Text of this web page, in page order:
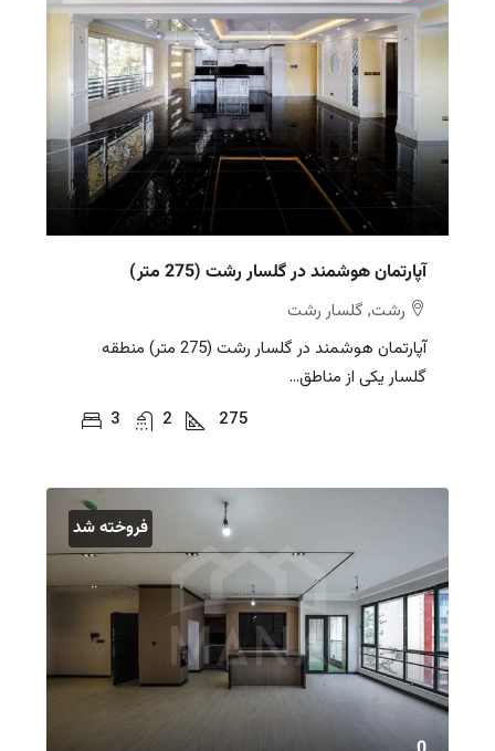
آپارتمان هوشمند در گلسار رشت (275 متر)
رشت, گلسار رشت
آپارتمان هوشمند در گلسار رشت (275 متر) منطقه
گلسار یکی از مناطق...
3
2 275
فروخته شد